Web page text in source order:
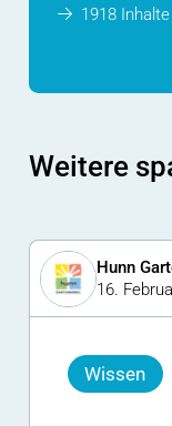
1918 Inhalte
Weitere
Hunn
16.
Wissen